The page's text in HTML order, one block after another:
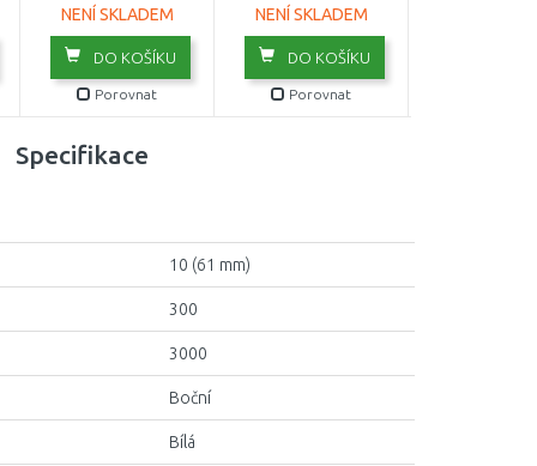
NENÍ SKLADEM
DO KOŠÍKU
Porovnat
NENÍ SKLADEM
DO KOŠÍKU
Porovnat
Specifikace
10 (61 mm)
300
3000
Boční
Bílá